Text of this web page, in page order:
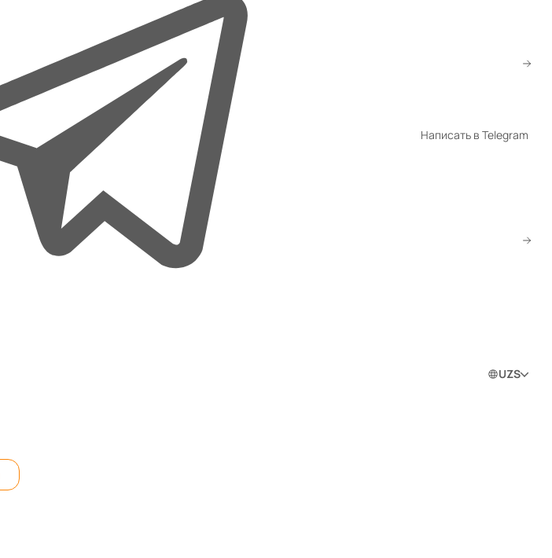
Написать в Telegram
UZS